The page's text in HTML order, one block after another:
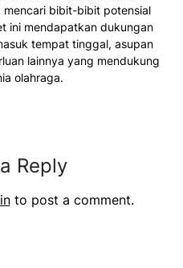
mencari bibit-bibit potensial
ini mendapatkan dukungan
tempat tinggal, asupan
lainnya yang mendukung
olahraga.
Reply
to post a comment.